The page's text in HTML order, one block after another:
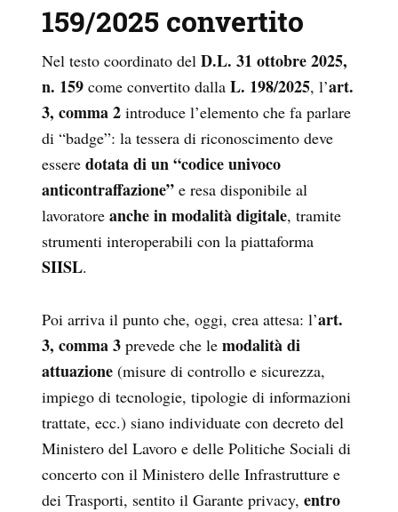
159/2025 convertito
Nel testo coordinato del D.L. 31 ottobre 2025,
n. 159 come convertito dalla L. 198/2025, l’art.
3, comma 2 introduce l’elemento che fa parlare
di “badge”: la tessera di riconoscimento deve
essere dotata di un “codice univoco
anticontraffazione” e resa disponibile al
lavoratore anche in modalità digitale, tramite
strumenti interoperabili con la piattaforma
SIISL.
Poi arriva il punto che, oggi, crea attesa: l’art.
3, comma 3 prevede che le modalità di
attuazione (misure di controllo e sicurezza,
impiego di tecnologie, tipologie di informazioni
trattate, ecc.) siano individuate con decreto del
Ministero del Lavoro e delle Politiche Sociali di
concerto con il Ministero delle Infrastrutture e
dei Trasporti, sentito il Garante privacy, entro